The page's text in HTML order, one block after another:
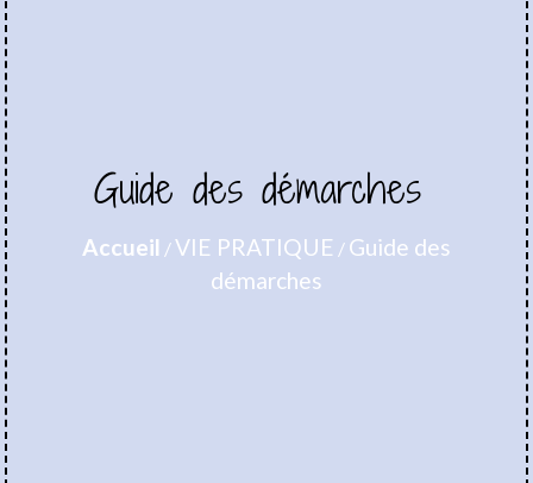
Guide des démarches
Accueil /VIE PRATIQUE / Guide des
démarches